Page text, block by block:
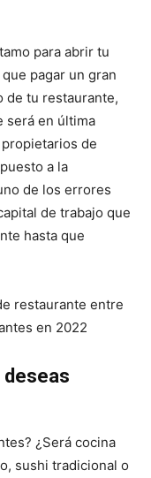
para abrir tu
pagar un gran
de tu restaurante,
será en última
de
a la
de los errores
de trabajo que
hasta que
deseas
¿Será cocina
sushi tradicional o